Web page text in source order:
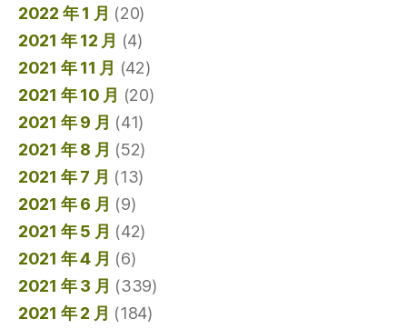
2022 年 1 月 (20)
2021 年 12 月 (4)
2021 年 11 月 (42)
2021 年 10 月 (20)
2021 年 9 月 (41)
2021 年 8 月 (52)
2021 年 7 月 (13)
2021 年 6 月 (9)
2021 年 5 月 (42)
2021 年 4 月 (6)
2021 年 3 月 (339)
2021 年 2 月 (184)